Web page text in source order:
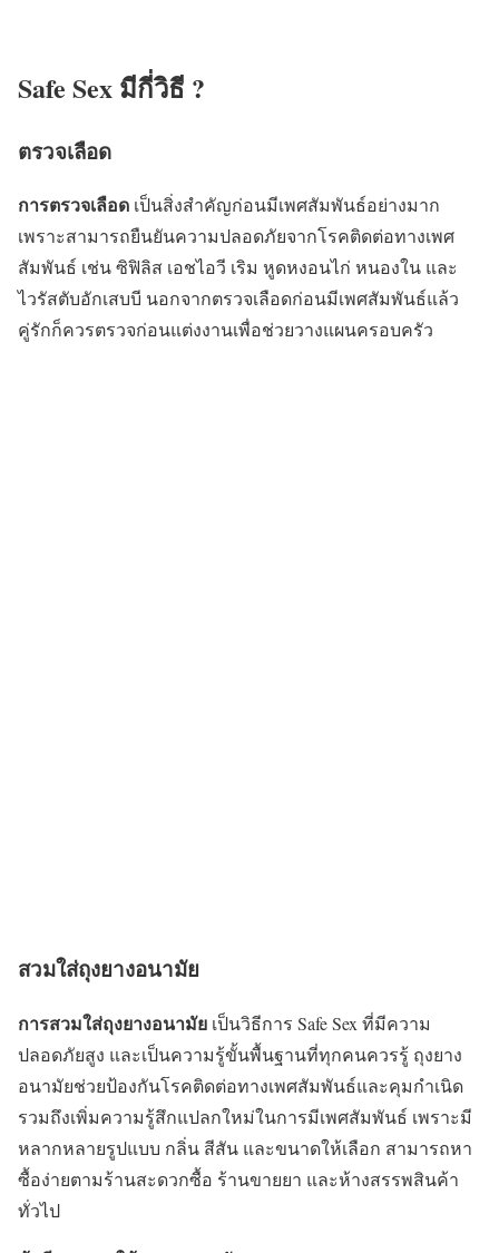
Safe Sex มีกี่วิธี ?
ตรวจเลือด
การตรวจเลือด เป็นสิ่งสำคัญก่อนมีเพศสัมพันธ์อย่างมาก
เพราะสามารถยืนยันความปลอดภัยจากโรคติดต่อทางเพศ
สัมพันธ์ เช่น ซิฟิลิส เอชไอวี เริม หูดหงอนไก่ หนองใน และ
ไวรัสตับอักเสบบี นอกจากตรวจเลือดก่อนมีเพศสัมพันธ์แล้ว
คู่รักก็ควรตรวจก่อนแต่งงานเพื่อช่วยวางแผนครอบครัว
สวมใส่ถุงยางอนามัย
การสวมใส่ถุงยางอนามัย เป็นวิธีการ Safe Sex ที่มีความ
ปลอดภัยสูง และเป็นความรู้ขั้นพื้นฐานที่ทุกคนควรรู้ ถุงยาง
อนามัยช่วยป้องกันโรคติดต่อทางเพศสัมพันธ์และคุมกำเนิด
รวมถึงเพิ่มความรู้สึกแปลกใหม่ในการมีเพศสัมพันธ์ เพราะมี
หลากหลายรูปแบบ กลิ่น สีสัน และขนาดให้เลือก สามารถหา
ซื้อง่ายตามร้านสะดวกซื้อ ร้านขายยา และห้างสรรพสินค้า
ทั่วไป